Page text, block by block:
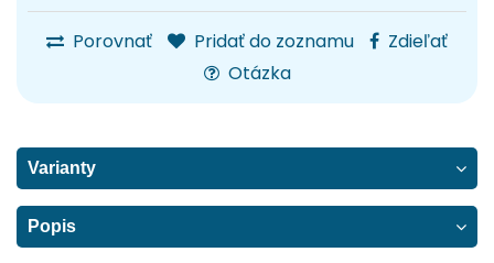
Porovnať Pridať do zoznamu
Zdieľať
Otázka
Varianty
Popis